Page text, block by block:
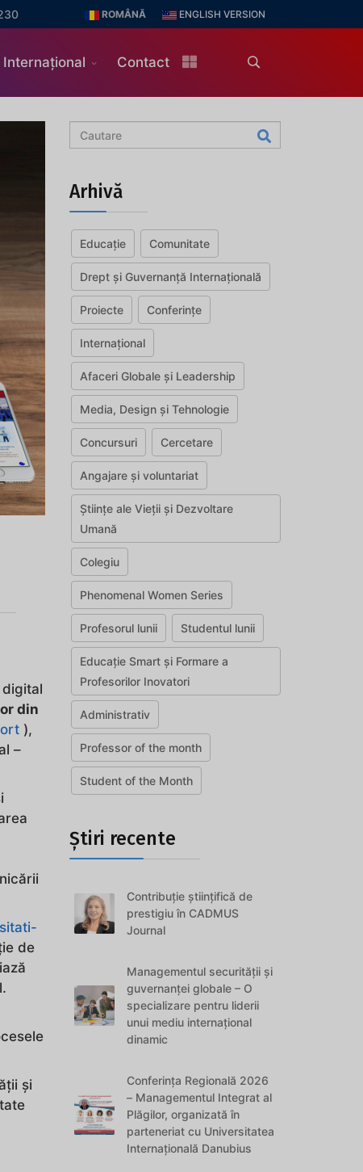
ROMÂNĂ ENGLISH VERSION
Internațional Contact
din
),
–
de
și
Arhivă
Educație Comunitate
Drept și Guvernanță Internațională
Proiecte Conferințe
Internațional
Afaceri Globale și Leadership
Media, Design și Tehnologie
Concursuri Cercetare
Angajare și voluntariat
Științe ale Vieții și Dezvoltare
Umană
Colegiu
Phenomenal Women Series
Profesorul lunii Studentul lunii
Educație Smart și Formare a
Profesorilor Inovatori
Administrativ
Professor of the month
Student of the Month
Știri recente
Contribuție științifică de
prestigiu în CADMUS
Journal
Managementul securității și
guvernanței globale – O
specializare pentru liderii
unui mediu internațional
dinamic
Conferința Regională 2026
– Managementul Integrat al
Plăgilor, organizată în
parteneriat cu Universitatea
Internațională Danubius